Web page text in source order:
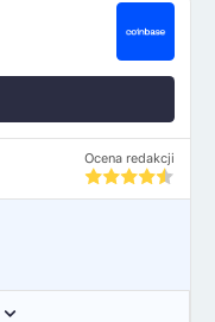
Ocena redakcji